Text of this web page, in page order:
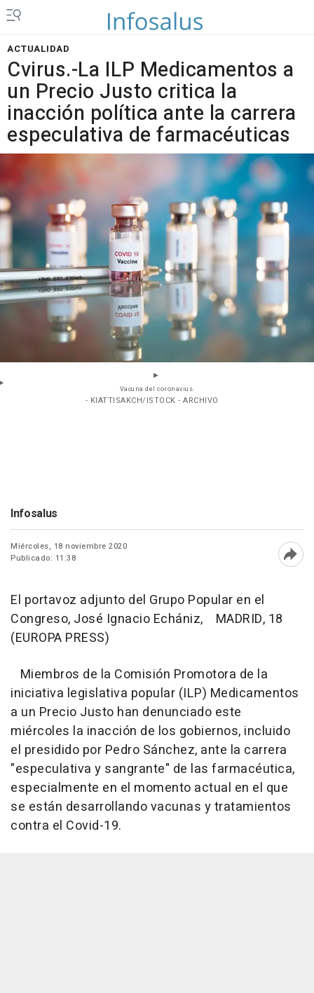
ACTUALIDAD
Cvirus.-La ILP Medicamentos a
un Precio Justo critica la
inacción política ante la carrera
especulativa de farmacéuticas
Vacuna del coronavius.
- KIATTISAKCH/ISTOCK - ARCHIVO
Infosalus
Miércoles, 18 noviembre 2020
Publicado: 11:38
El portavoz adjunto del Grupo Popular en el
Congreso, José Ignacio Echániz, MADRID, 18
(EUROPA PRESS)
Miembros de la Comisión Promotora de la
iniciativa legislativa popular (ILP) Medicamentos
a un Precio Justo han denunciado este
miércoles la inacción de los gobiernos, incluido
el presidido por Pedro Sánchez, ante la carrera
"especulativa y sangrante" de las farmacéutica,
especialmente en el momento actual en el que
se están desarrollando vacunas y tratamientos
contra el Covid-19.